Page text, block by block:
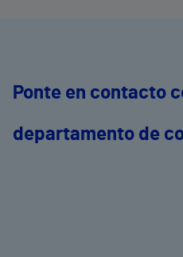
Ponte en contacto
departamento de